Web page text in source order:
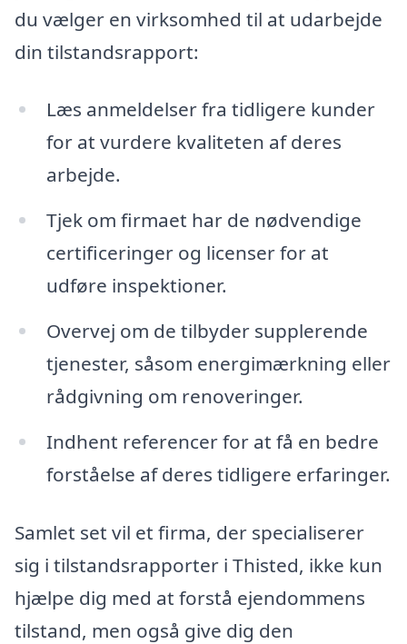
du vælger en virksomhed til at udarbejde
din tilstandsrapport:
Læs anmeldelser fra tidligere kunder
for at vurdere kvaliteten af deres
arbejde.
Tjek om firmaet har de nødvendige
certificeringer og licenser for at
udføre inspektioner.
Overvej om de tilbyder supplerende
tjenester, såsom energimærkning eller
rådgivning om renoveringer.
Indhent referencer for at få en bedre
forståelse af deres tidligere erfaringer.
Samlet set vil et firma, der specialiserer
sig i tilstandsrapporter i Thisted, ikke kun
hjælpe dig med at forstå ejendommens
tilstand, men også give dig den